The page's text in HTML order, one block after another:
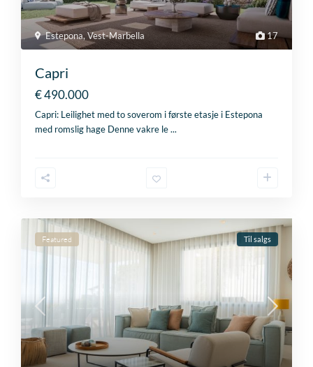
17
Estepona,Vest-Marbella
Capri
€ 490.000
Capri: Leilighet med to soverom i første etasje i Estepona
med romslig hage Denne vakre le...
Featured Til salgs